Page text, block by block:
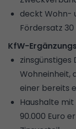
deckt Wohn-
Fördersatz
KfW-
zinsgünstiges
Wohneinheit,
einer bereits
Haushalte
90.000 Euro